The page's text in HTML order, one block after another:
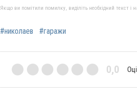
Якщо ви помітили помилку, виділіть необхідний текст і
#николаев #гаражи
0,0